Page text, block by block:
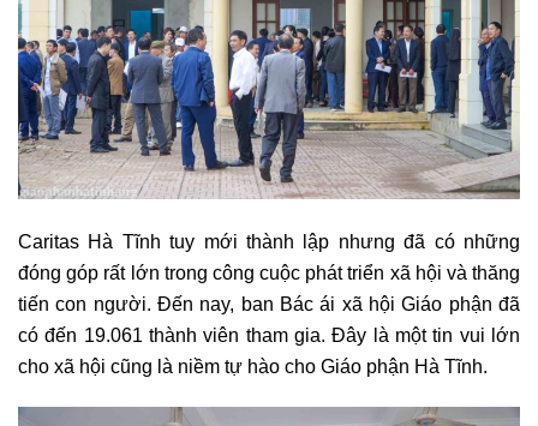
Caritas Hà Tĩnh tuy mới thành lập nhưng đã có những
đóng góp rất lớn trong công cuộc phát triển xã hội và thăng
tiến con người. Đến nay, ban Bác ái xã hội Giáo phận đã
có đến 19.061 thành viên tham gia. Đây là một tin vui lớn
cho xã hội cũng là niềm tự hào cho Giáo phận Hà Tĩnh.